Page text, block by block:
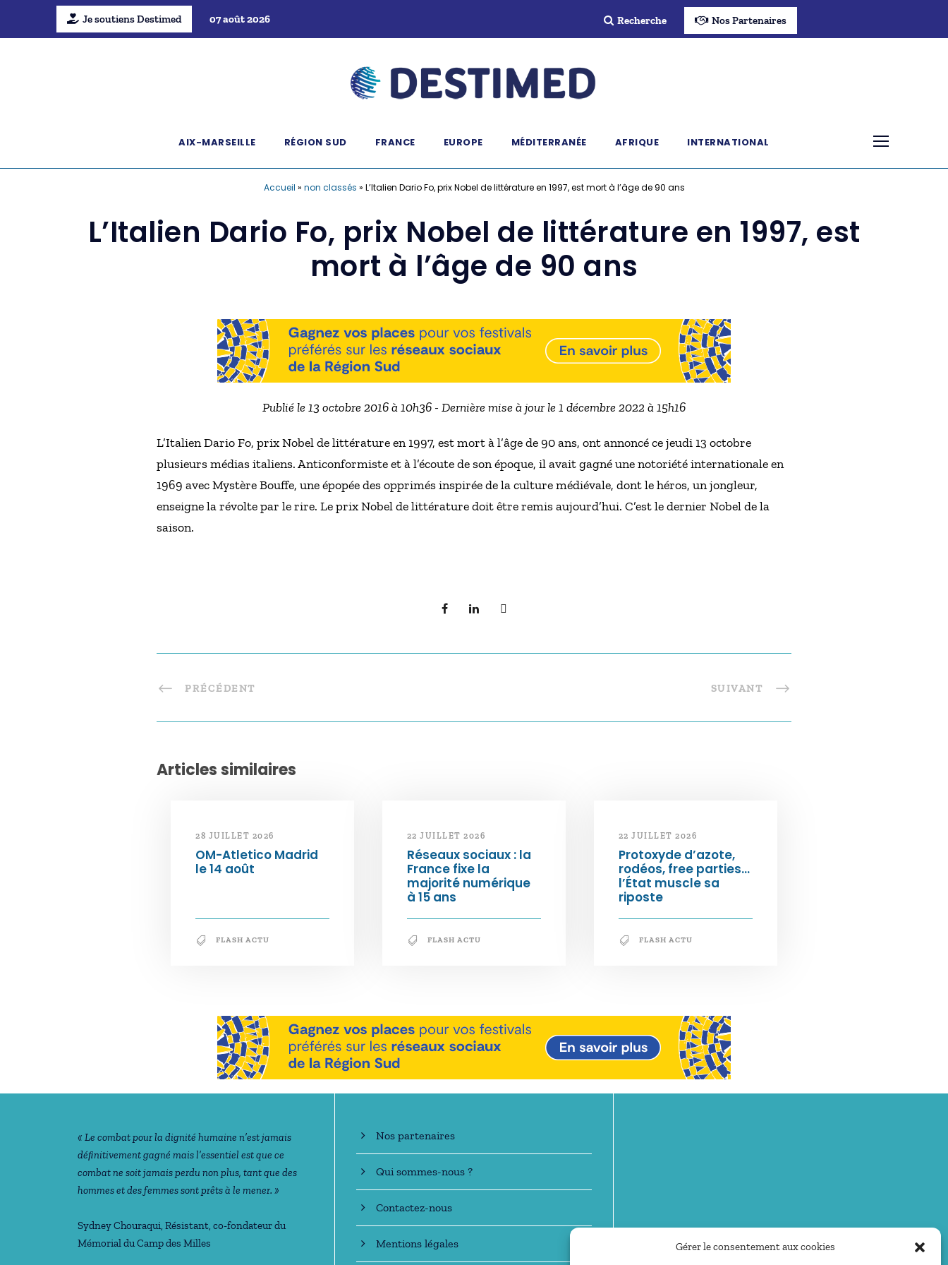
Gérer le consentement aux cookies
Je soutiens Destimed 07 août 2026 Recherche Nos Partenaires
AIX-MARSEILLE RÉGION SUD FRANCE EUROPE MÉDITERRANÉE AFRIQUE INTERNATIONAL
Accueil » non classés » L’Italien Dario Fo, prix Nobel de littérature en 1997, est mort à l’âge de 90 ans
L’Italien Dario Fo, prix Nobel de littérature en 1997, est
mort à l’âge de 90 ans
Publié le 13 octobre 2016 à 10h36 - Dernière mise à jour le 1 décembre 2022 à 15h16
L’Italien Dario Fo, prix Nobel de littérature en 1997, est mort à l’âge de 90 ans, ont annoncé ce jeudi 13 octobre
plusieurs médias italiens. Anticonformiste et à l’écoute de son époque, il avait gagné une notoriété internationale en
1969 avec Mystère Bouffe, une épopée des opprimés inspirée de la culture médiévale, dont le héros, un jongleur,
enseigne la révolte par le rire. Le prix Nobel de littérature doit être remis aujourd’hui. C’est le dernier Nobel de la
saison.
PRÉCÉDENT SUIVANT
Articles similaires
28 JUILLET 2026
OM-Atletico Madrid
le 14 août
FLASH ACTU
22 JUILLET 2026
Réseaux sociaux : la
France fixe la
majorité numérique
à 15 ans
FLASH ACTU
22 JUILLET 2026
Protoxyde d’azote,
rodéos, free parties…
l’État muscle sa
riposte
FLASH ACTU
Notre philosophie
« Le combat pour la dignité humaine n’est jamais
déﬁnitivement gagné mais l’essentiel est que ce
combat ne soit jamais perdu non plus, tant que des
hommes et des femmes sont prêts à le mener. »
Sydney Chouraqui, Résistant, co-fondateur du
Mémorial du Camp des Milles
En savoir +
Nos partenaires
Qui sommes-nous ?
Contactez-nous
Mentions légales